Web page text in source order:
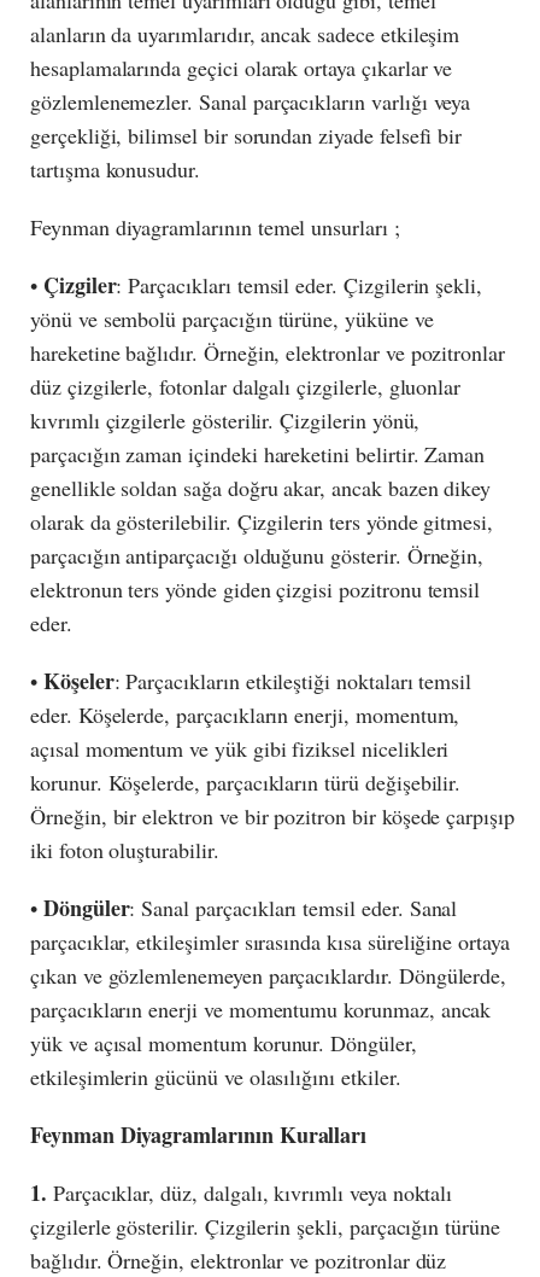
alanların da uyarımlarıdır, ancak sadece etkileşim
hesaplamalarında geçici olarak ortaya çıkarlar ve
gözlemlenemezler. Sanal parçacıkların varlığı veya
gerçekliği, bilimsel bir sorundan ziyade felsefi bir
tartışma konusudur.
Feynman diyagramlarının temel unsurları ;
• Çizgiler: Parçacıkları temsil eder. Çizgilerin şekli,
yönü ve sembolü parçacığın türüne, yüküne ve
hareketine bağlıdır. Örneğin, elektronlar ve pozitronlar
düz çizgilerle, fotonlar dalgalı çizgilerle, gluonlar
kıvrımlı çizgilerle gösterilir. Çizgilerin yönü,
parçacığın zaman içindeki hareketini belirtir. Zaman
genellikle soldan sağa doğru akar, ancak bazen dikey
olarak da gösterilebilir. Çizgilerin ters yönde gitmesi,
parçacığın antiparçacığı olduğunu gösterir. Örneğin,
elektronun ters yönde giden çizgisi pozitronu temsil
eder.
• Köşeler: Parçacıkların etkileştiği noktaları temsil
eder. Köşelerde, parçacıkların enerji, momentum,
açısal momentum ve yük gibi fiziksel nicelikleri
korunur. Köşelerde, parçacıkların türü değişebilir.
Örneğin, bir elektron ve bir pozitron bir köşede çarpışıp
iki foton oluşturabilir.
• Döngüler: Sanal parçacıkları temsil eder. Sanal
parçacıklar, etkileşimler sırasında kısa süreliğine ortaya
çıkan ve gözlemlenemeyen parçacıklardır. Döngülerde,
parçacıkların enerji ve momentumu korunmaz, ancak
yük ve açısal momentum korunur. Döngüler,
etkileşimlerin gücünü ve olasılığını etkiler.
Feynman Diyagramlarının Kuralları
1. Parçacıklar, düz, dalgalı, kıvrımlı veya noktalı
çizgilerle gösterilir. Çizgilerin şekli, parçacığın türüne
bağlıdır. Örneğin, elektronlar ve pozitronlar düz